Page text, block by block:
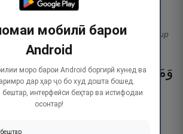
тафсир
وَمَآ أَدْرَىٰكَ مَا عِلِّيُّونَ ۝١٩
ки Иллийюн чист?
мобилӣ барои
Android
моро барои Android боргирӣ кунед ва
дар ҳар ҷо бо худ дошта бошед.
интерфейси беҳтар ва истифодаи
осонтар!
бештар